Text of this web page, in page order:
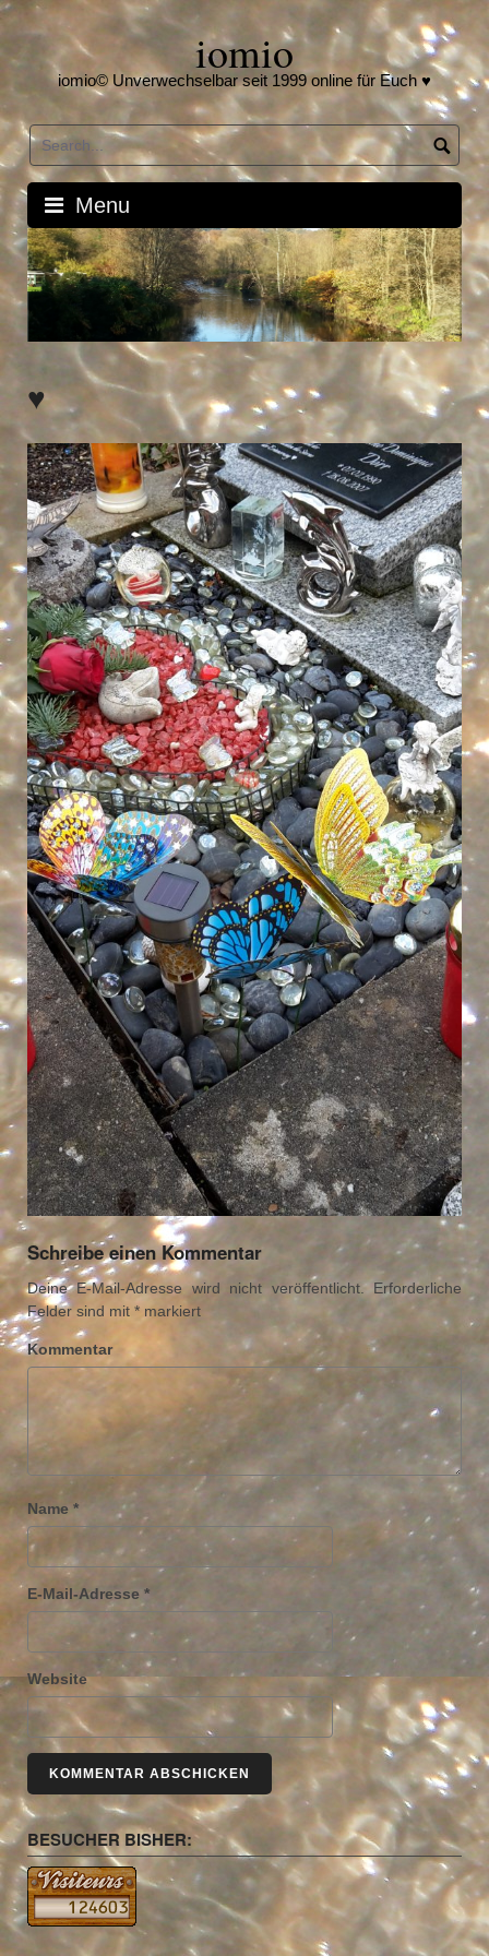
Skip
content
iomio
iomio© Unverwechselbar seit 1999 online für Euch ♥
Menu
♥
Schreibe einen Kommentar
Deine E-Mail-Adresse wird nicht veröffentlicht. Erforderliche
Felder sind mit * markiert
Kommentar
Name *
E-Mail-Adresse *
Website
BESUCHER BISHER: